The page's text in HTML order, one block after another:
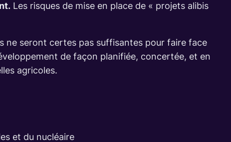
Les risques de mise en place de « projets alibis
ne seront certes pas suffisantes pour faire face
de façon planifiée, concertée, et en
agricoles.
et du nucléaire